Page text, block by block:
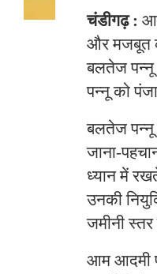
चंडीगढ़ :
और मजबूत
बलतेज पन्नू
पन्नू को
बलतेज पन्नू
जाना-
ध्यान में
उनकी
जमीनी
आम आदमी